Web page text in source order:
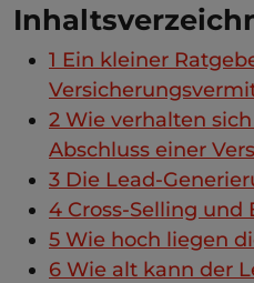
1 Ein kleiner
2 Wie verhalten
Abschluss einer
3 Die Lead-
4 Cross-Selling
5 Wie hoch liegen
6 Wie alt kann der